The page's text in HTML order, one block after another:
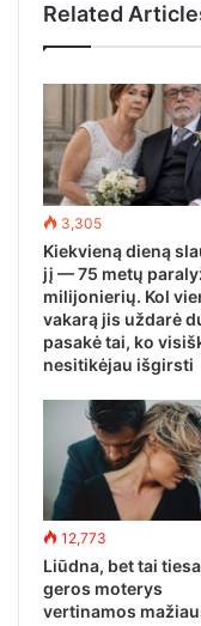
Related
3,305
Kiekvieną dieną
jį — 75 metų
milijonierių. Kol
vakarą jis uždarė
pasakė tai, ko
nesitikėjau išgirsti
12,773
Liūdna, bet tai
geros moterys
vertinamos